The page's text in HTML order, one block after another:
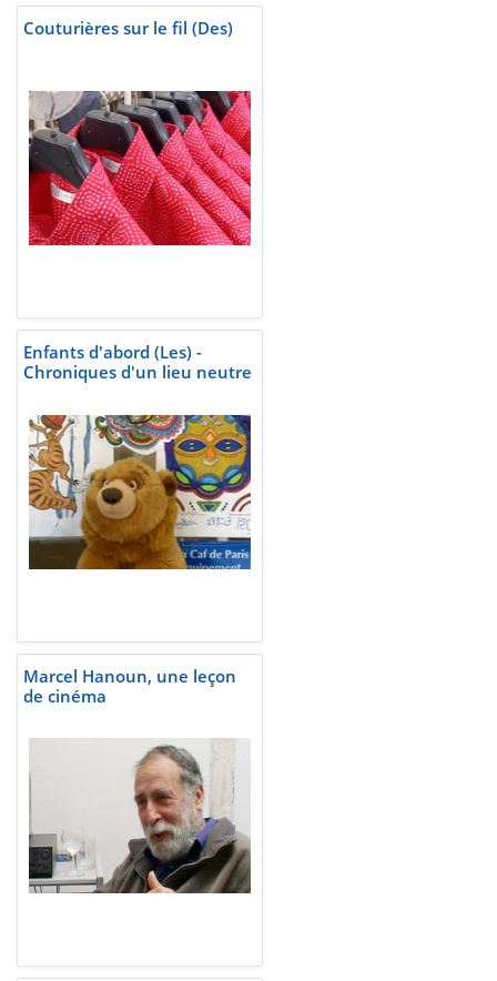
Couturières sur le fil (Des)
Enfants d'abord (Les) -
Chroniques d'un lieu neutre
Marcel Hanoun, une leçon
de cinéma